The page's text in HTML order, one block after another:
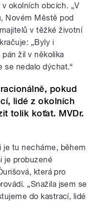
okolních obcích. „V
Novém Městě pod
v těžké životní
„Byly i
žil v několika
nedalo dýchat.“
pokud
lidé z okolních
tolik koťat. MVDr.
je tu necháme, během
je probuzené
která pro
„Snažila jsem se
do kastrací, lidé